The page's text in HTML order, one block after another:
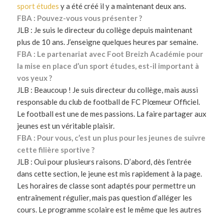
sport études y a été créé il y a maintenant deux ans.
FBA : Pouvez-vous vous présenter ?
JLB : Je suis le directeur du collège depuis maintenant
plus de 10 ans. J’enseigne quelques heures par semaine.
FBA : Le partenariat avec Foot Breizh Académie pour
la mise en place d’un sport études, est-il important à
vos yeux ?
JLB : Beaucoup ! Je suis directeur du collège, mais aussi
responsable du club de football de FC Plœmeur Officiel.
Le football est une de mes passions. La faire partager aux
jeunes est un véritable plaisir.
FBA : Pour vous, c’est un plus pour les jeunes de suivre
cette filière sportive ?
JLB : Oui pour plusieurs raisons. D’abord, dès l’entrée
dans cette section, le jeune est mis rapidement à la page.
Les horaires de classe sont adaptés pour permettre un
entraînement régulier, mais pas question d’alléger les
cours. Le programme scolaire est le même que les autres